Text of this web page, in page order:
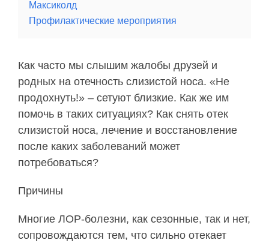
Максиколд
Профилактические мероприятия
Как часто мы слышим жалобы друзей и
родных на отечность слизистой носа. «Не
продохнуть!» – сетуют близкие. Как же им
помочь в таких ситуациях? Как снять отек
слизистой носа, лечение и восстановление
после каких заболеваний может
потребоваться?
Причины
Многие ЛОР-болезни, как сезонные, так и нет,
сопровождаются тем, что сильно отекает